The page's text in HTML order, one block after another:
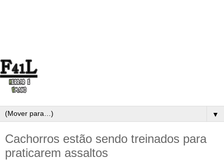
▼
Cachorros estão sendo treinados para
praticarem assaltos